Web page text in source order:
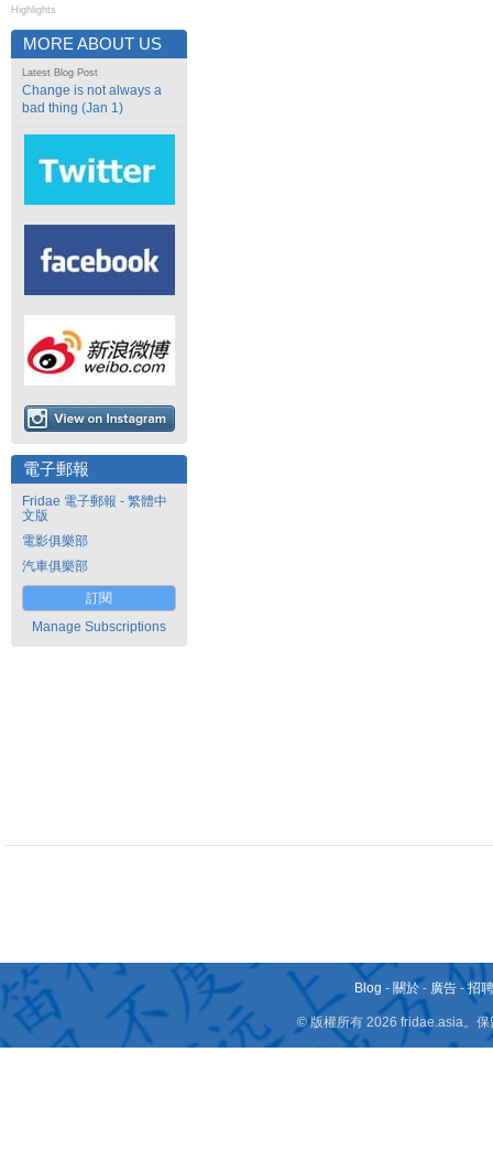
Highlights
MORE ABOUT US
Latest Blog Post
Change is not always a
bad thing (Jan 1)
電子郵報
Fridae 電子郵報 - 繁體中
文版
電影俱樂部
汽車俱樂部
訂閱
Manage Subscriptions
Blog - 關於 - 廣告 -招
© 版權所有 2026 fridae.asia。